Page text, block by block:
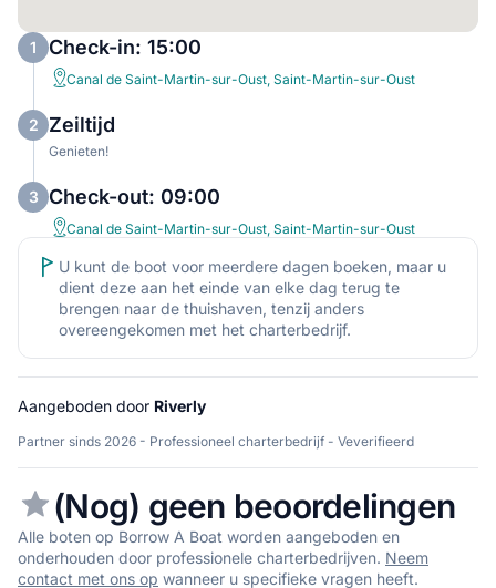
1 Check-in: 15:00
Canal de Saint-Martin-sur-Oust, Saint-Martin-sur-Oust
2 Zeiltijd
Genieten!
3 Check-out: 09:00
Canal de Saint-Martin-sur-Oust, Saint-Martin-sur-Oust
U kunt de boot voor meerdere dagen boeken, maar u
dient deze aan het einde van elke dag terug te
brengen naar de thuishaven, tenzij anders
overeengekomen met het charterbedrijf.
Aangeboden door Riverly
Partner sinds 2026 - Professioneel charterbedrijf - Veverifieerd
(Nog) geen beoordelingen
Alle boten op Borrow A Boat worden aangeboden en
onderhouden door professionele charterbedrijven. Neem
contact met ons op wanneer u specifieke vragen heeft.